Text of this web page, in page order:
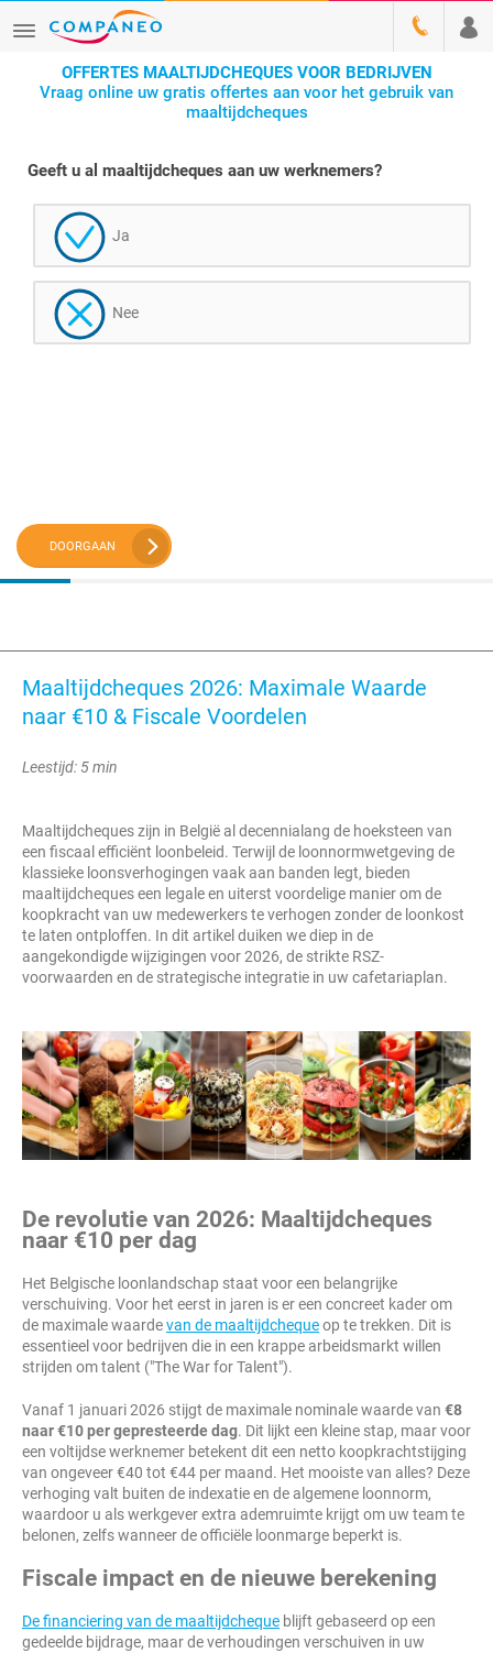
OFFERTES MAALTIJDCHEQUES VOOR BEDRIJVEN
Vraag online uw gratis offertes aan voor het gebruik van
maaltijdcheques
Geeft u al maaltijdcheques aan uw werknemers?
Ja
Nee
DOORGAAN
Maaltijdcheques 2026: Maximale Waarde
naar €10 & Fiscale Voordelen
Leestijd: 5 min
Maaltijdcheques zijn in België al decennialang de hoeksteen van
een fiscaal efficiënt loonbeleid. Terwijl de loonnormwetgeving de
klassieke loonsverhogingen vaak aan banden legt, bieden
maaltijdcheques een legale en uiterst voordelige manier om de
koopkracht van uw medewerkers te verhogen zonder de loonkost
te laten ontploffen. In dit artikel duiken we diep in de
aangekondigde wijzigingen voor 2026, de strikte RSZ-
voorwaarden en de strategische integratie in uw cafetariaplan.
De revolutie van 2026: Maaltijdcheques
naar €10 per dag
Het Belgische loonlandschap staat voor een belangrijke
verschuiving. Voor het eerst in jaren is er een concreet kader om
de maximale waardevan de maaltijdchequeop te trekken. Dit is
essentieel voor bedrijven die in een krappe arbeidsmarkt willen
strijden om talent ("The War for Talent").
Vanaf 1 januari 2026 stijgt de maximale nominale waarde van €8
naar €10 per gepresteerde dag. Dit lijkt een kleine stap, maar voor
een voltijdse werknemer betekent dit een netto koopkrachtstijging
van ongeveer €40 tot €44 per maand. Het mooiste van alles? Deze
verhoging valt buiten de indexatie en de algemene loonnorm,
waardoor u als werkgever extra ademruimte krijgt om uw team te
belonen, zelfs wanneer de officiële loonmarge beperkt is.
Fiscale impact en de nieuwe berekening
De financiering van de maaltijdcheque blijft gebaseerd op een
gedeelde bijdrage, maar de verhoudingen verschuiven in uw